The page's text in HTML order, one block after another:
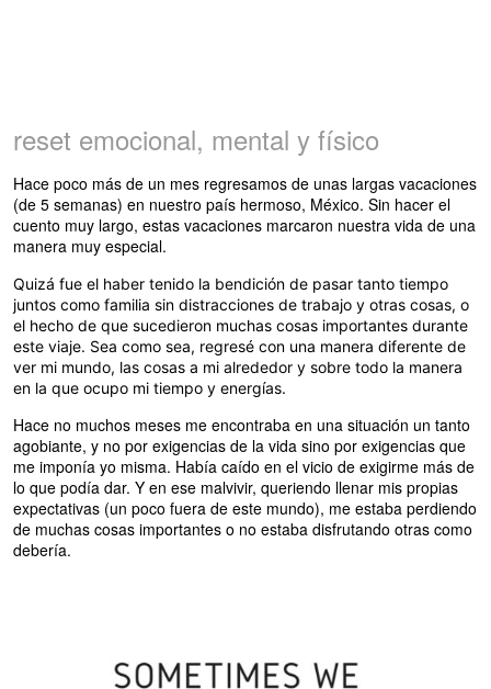
reset emocional, mental y físico
Hace poco más de un mes regresamos de unas largas vacaciones
(de 5 semanas) en nuestro país hermoso, México. Sin hacer el
cuento muy largo, estas vacaciones marcaron nuestra vida de una
manera muy especial.
Quizá fue el haber tenido la bendición de pasar tanto tiempo
juntos como familia sin distracciones de trabajo y otras cosas, o
el hecho de que sucedieron muchas cosas importantes durante
este viaje. Sea como sea, regresé con una manera diferente de
ver mi mundo, las cosas a mi alrededor y sobre todo la manera
en la que ocupo mi tiempo y energías.
Hace no muchos meses me encontraba en una situación un tanto
agobiante, y no por exigencias de la vida sino por exigencias que
me imponía yo misma. Había caído en el vicio de exigirme más de
lo que podía dar. Y en ese malvivir, queriendo llenar mis propias
expectativas (un poco fuera de este mundo), me estaba perdiendo
de muchas cosas importantes o no estaba disfrutando otras como
debería.